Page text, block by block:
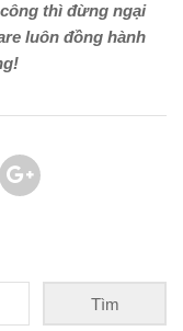
thì đừng ngại
luôn đồng hành